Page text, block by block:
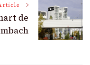
de